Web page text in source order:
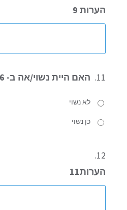
הערות 9
11. האם היית נשוי/אה ב- 6 השנים האחרונות? אם כן, מאיזו שנה?
לא נשוי
כן נשוי
12.
הערות11